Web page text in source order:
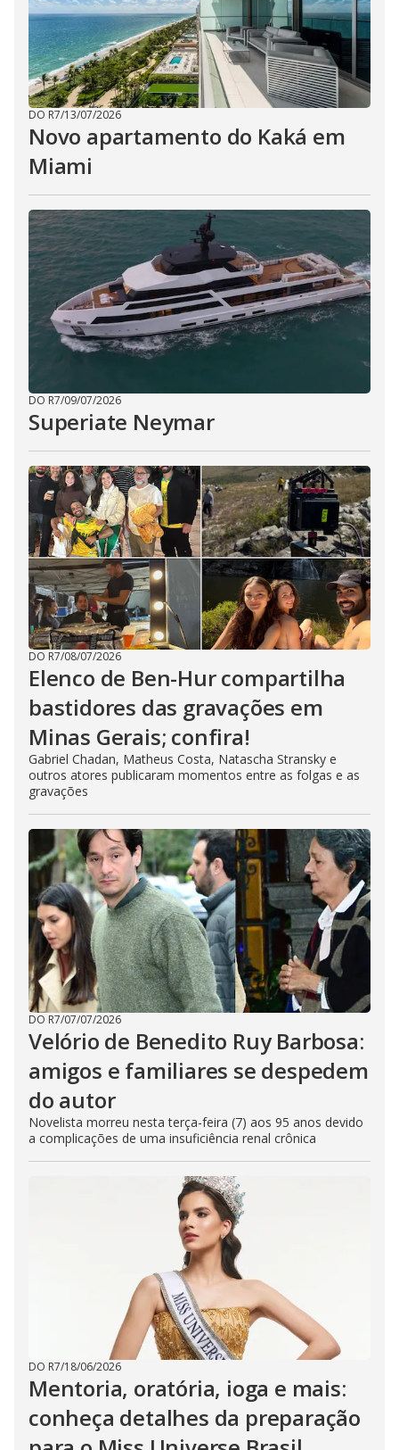
DO R7/13/07/2026
Novo apartamento do Kaká em
Miami
DO R7/09/07/2026
Superiate Neymar
DO R7/08/07/2026
Elenco de Ben-Hur compartilha
bastidores das gravações em
Minas Gerais; confira!
Gabriel Chadan, Matheus Costa, Natascha Stransky e
outros atores publicaram momentos entre as folgas e as
gravações
DO R7/07/07/2026
Velório de Benedito Ruy Barbosa:
amigos e familiares se despedem
do autor
Novelista morreu nesta terça-feira (7) aos 95 anos devido
a complicações de uma insuficiência renal crônica
DO R7/18/06/2026
Mentoria, oratória, ioga e mais:
conheça detalhes da preparação